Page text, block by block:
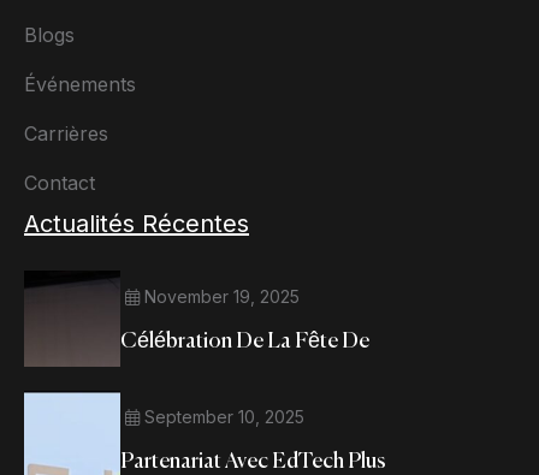
Blogs
Événements
Carrières
Contact
Actualités Récentes
November 19, 2025
Célébration De La Fête De
September 10, 2025
Partenariat Avec EdTech Plus